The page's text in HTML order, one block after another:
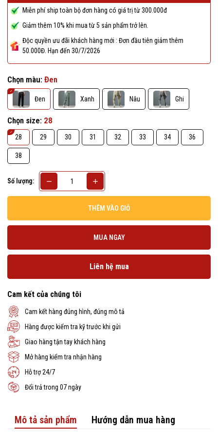
Miễn phí ship toàn bộ đơn hàng có giá trị từ 300.000đ
Giảm thêm 10% khi mua từ 5 sản phẩm trở lên.
Độc quyền ưu đãi khách hàng mới : Đơn đầu tiên giảm thêm
50.000Đ. Hạn đến 30/7/2026
Chọn màu: Đen
Đen Xanh Nâu Ghi
Chọn size: 28
28 29 30 31 32 33 34 36
38
Số lượng:
THÊM VÀO GIỎ
MUA NGAY
Liên hệ mua
Cam kết của chúng tôi
Cam kết hàng đúng hình, đúng mô tả
Hàng được kiểm tra kỹ trước khi gửi
Giao hàng tận tay khách hàng
Mở hàng kiểm tra nhận hàng
Hỗ trợ 24/7
Đổi trả trong 07 ngày
Mô tả sản phẩm Hướng dẫn mua hàng